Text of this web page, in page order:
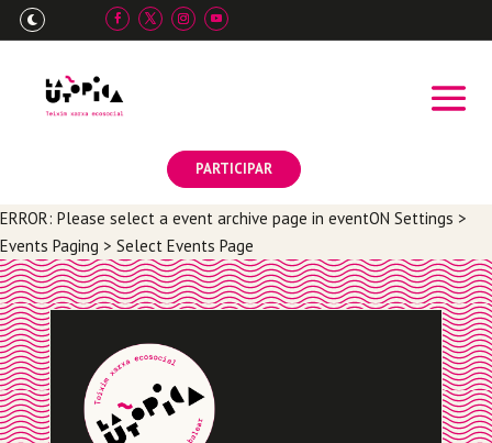

PARTICIPAR
ERROR: Please select a event archive page in eventON Settings >
Events Paging > Select Events Page